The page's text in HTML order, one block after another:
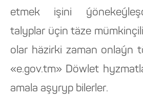
etmek işini
talyplar üçin täze
olar häzirki zaman onlaýn
«e.gov.tm» Döwlet
amala aşyryp bilerler.